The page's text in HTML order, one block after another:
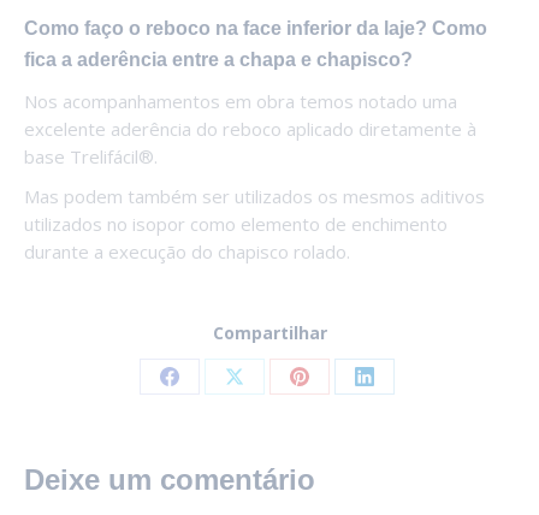
Como faço o reboco na face inferior da laje? Como
fica a aderência entre a chapa e chapisco?
Nos acompanhamentos em obra temos notado uma
excelente aderência do reboco aplicado diretamente à
base Trelifácil®.
Mas podem também ser utilizados os mesmos aditivos
utilizados no isopor como elemento de enchimento
durante a execução do chapisco rolado.
Compartilhar
Share Share Share Share
Deixe um comentário